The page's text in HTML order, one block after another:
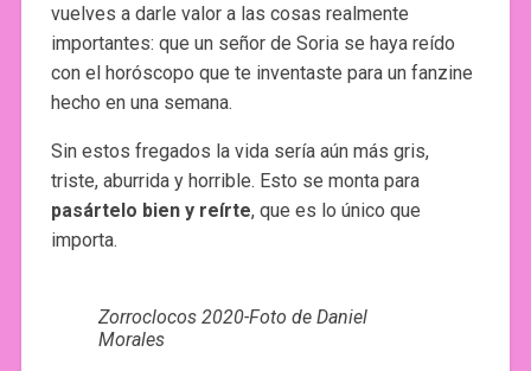
vuelves a darle valor a las cosas realmente
importantes: que un señor de Soria se haya reído
con el horóscopo que te inventaste para un fanzine
hecho en una semana.
Sin estos fregados la vida sería aún más gris,
triste, aburrida y horrible. Esto se monta para
pasártelo bien y reírte, que es lo único que
importa.
Zorroclocos 2020-Foto de Daniel
Morales